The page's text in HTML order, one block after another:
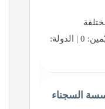
السجناء